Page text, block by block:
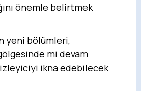
önemle belirtmek
yeni bölümleri,
mi devam
ikna edebilecek